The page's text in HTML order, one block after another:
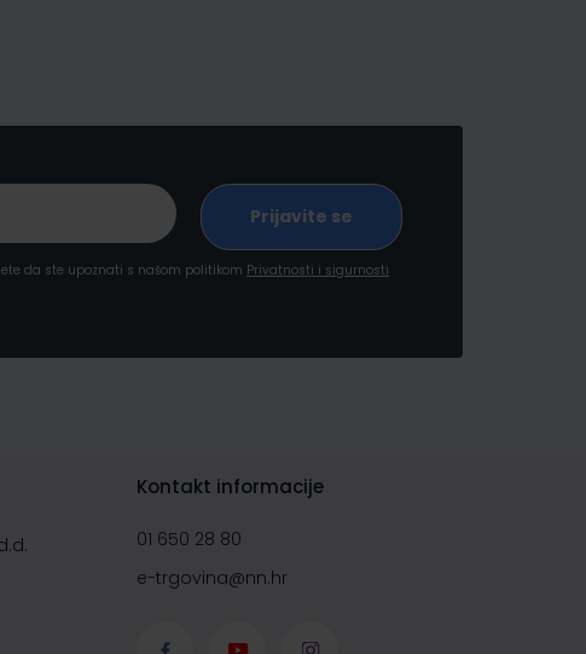
da ste upoznati s našom politikom Privatnosti i sigurnosti
Kontakt informacije
01 650 28 80
e-trgovina@nn.hr